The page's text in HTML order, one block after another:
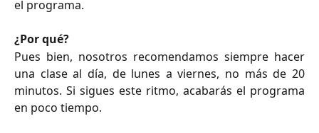
el programa.
¿Por qué?
Pues bien, nosotros recomendamos siempre hacer
una clase al día, de lunes a viernes, no más de 20
minutos. Si sigues este ritmo, acabarás el programa
en poco tiempo.